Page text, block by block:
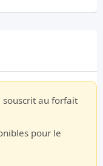
au forfait
pour le